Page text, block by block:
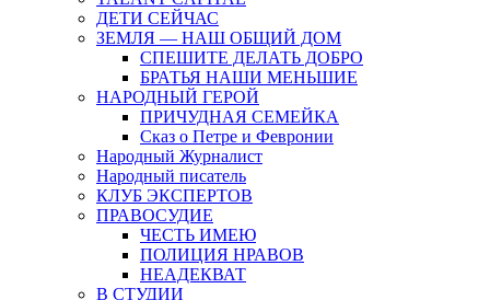
ДЕТИ СЕЙЧАС
ЗЕМЛЯ — НАШ ОБЩИЙ ДОМ
СПЕШИТЕ ДЕЛАТЬ ДОБРО
БРАТЬЯ НАШИ МЕНЬШИЕ
НАРОДНЫЙ ГЕРОЙ
ПРИЧУДНАЯ СЕМЕЙКА
Сказ о Петре и Февронии
Народный Журналист
Народный писатель
КЛУБ ЭКСПЕРТОВ
ПРАВОСУДИЕ
ЧЕСТЬ ИМЕЮ
ПОЛИЦИЯ НРАВОВ
НЕАДЕКВАТ
В СТУДИИ